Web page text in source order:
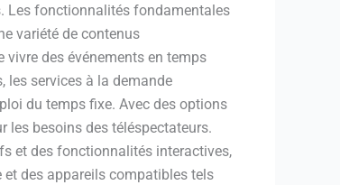
Les fonctionnalités fondamentales
variété de contenus
des événements en temps
les services à la demande
du temps fixe. Avec des options
les besoins des téléspectateurs.
et des fonctionnalités interactives,
des appareils compatibles tels